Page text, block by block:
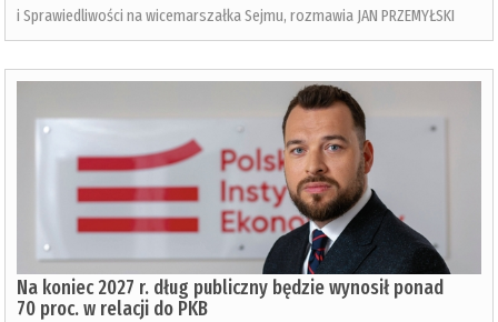
i Sprawiedliwości na wicemarszałka Sejmu, rozmawia JAN PRZEMYŁSKI
Na koniec 2027 r. dług publiczny będzie wynosił ponad
70 proc. w relacji do PKB